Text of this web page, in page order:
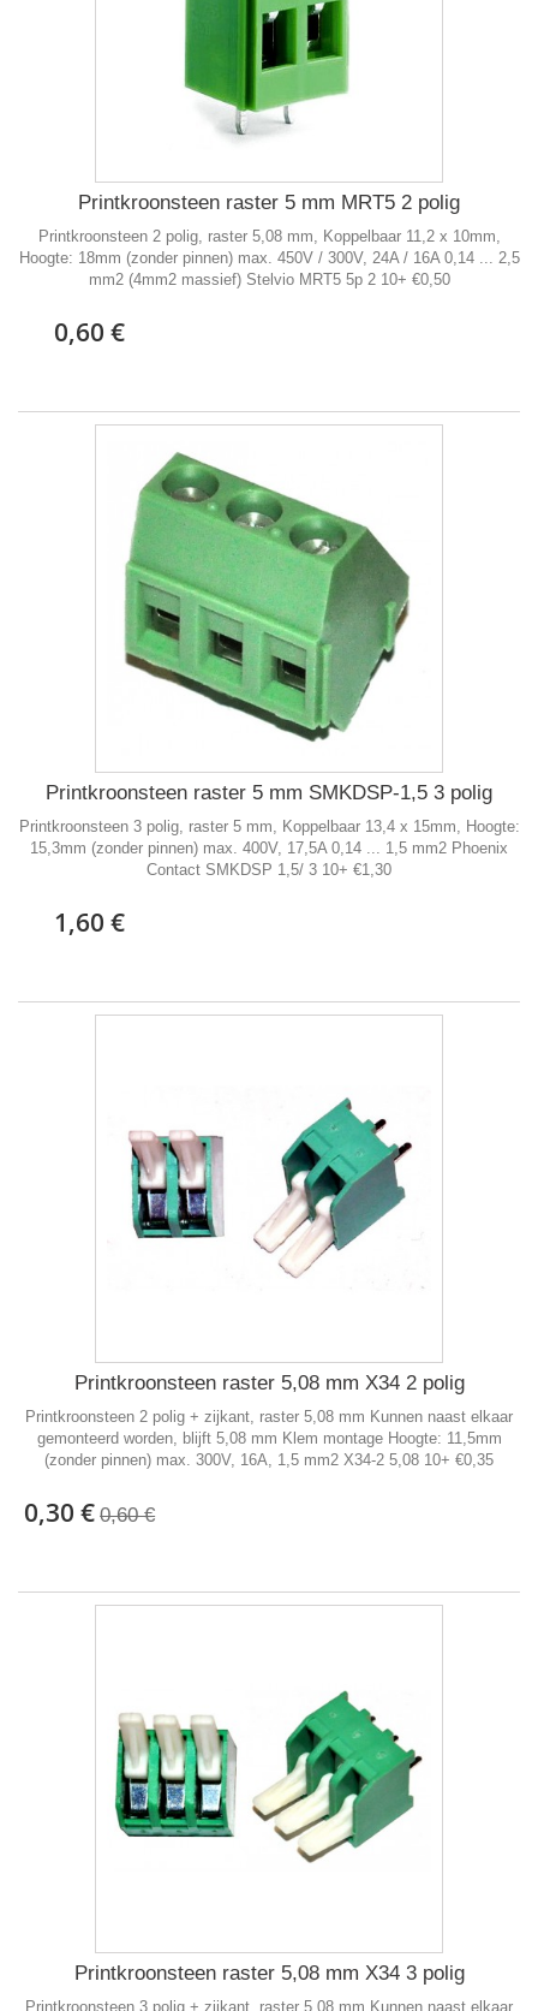
Printkroonsteen raster 5 mm MRT5 2 polig
Printkroonsteen 2 polig, raster 5,08 mm, Koppelbaar 11,2 x 10mm,
Hoogte: 18mm (zonder pinnen) max. 450V / 300V, 24A / 16A 0,14 ... 2,5
mm2 (4mm2 massief) Stelvio MRT5 5p 2 10+ €0,50
0,60 €
Printkroonsteen raster 5 mm SMKDSP-1,5 3 polig
Printkroonsteen 3 polig, raster 5 mm, Koppelbaar 13,4 x 15mm, Hoogte:
15,3mm (zonder pinnen) max. 400V, 17,5A 0,14 ... 1,5 mm2 Phoenix
Contact SMKDSP 1,5/ 3 10+ €1,30
1,60 €
Printkroonsteen raster 5,08 mm X34 2 polig
Printkroonsteen 2 polig + zijkant, raster 5,08 mm Kunnen naast elkaar
gemonteerd worden, blijft 5,08 mm Klem montage Hoogte: 11,5mm
(zonder pinnen) max. 300V, 16A, 1,5 mm2 X34-2 5,08 10+ €0,35
0,30 € 0,60 €
Printkroonsteen raster 5,08 mm X34 3 polig
Printkroonsteen 3 polig + zijkant, raster 5,08 mm Kunnen naast elkaar